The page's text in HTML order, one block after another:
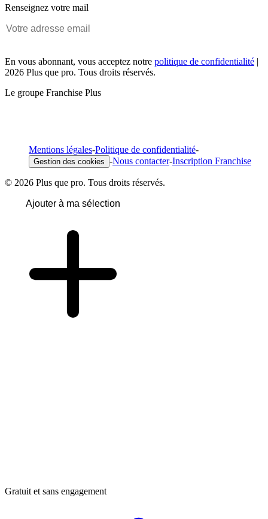
Renseignez votre mail
En vous abonnant, vous acceptez notre politique de confidentialité |
2026 Plus que pro. Tous droits réservés.
Le groupe Franchise Plus
Mentions légales-Politique de confidentialité-
Gestion des cookies -Nous contacter-Inscription Franchise
© 2026 Plus que pro. Tous droits réservés.
Ajouter à ma sélection
Gratuit et sans engagement